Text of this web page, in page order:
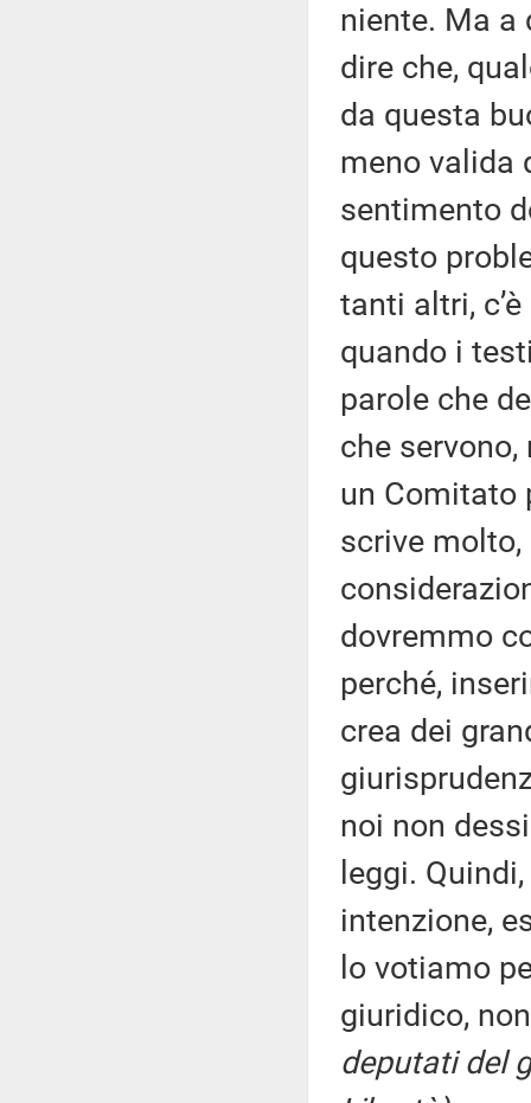
niente. Ma a
dire che,
da questa
meno valida
sentimento
questo
tanti altri,
quando i
parole che
che
un Comitato
scrive
dovremmo
perché,
crea dei
noi non
leggi.
intenzione,
lo votiamo
giuridico,
deputati del